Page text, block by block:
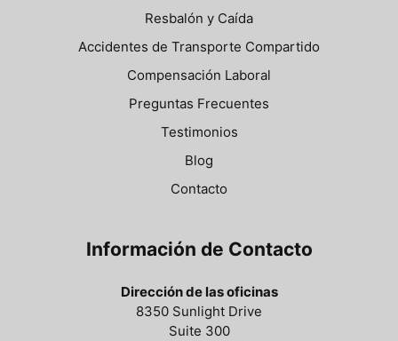
Resbalón y Caída
Accidentes de Transporte Compartido
Compensación Laboral
Preguntas Frecuentes
Testimonios
Blog
Contacto
Información de Contacto
Dirección de las oficinas
8350 Sunlight Drive
Suite 300